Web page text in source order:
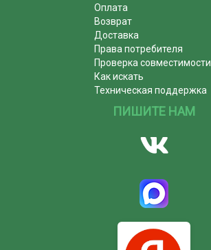
Оплата
Возврат
Доставка
Права потребителя
Проверка совместимости
Как искать
Техническая поддержка
ПИШИТЕ НАМ